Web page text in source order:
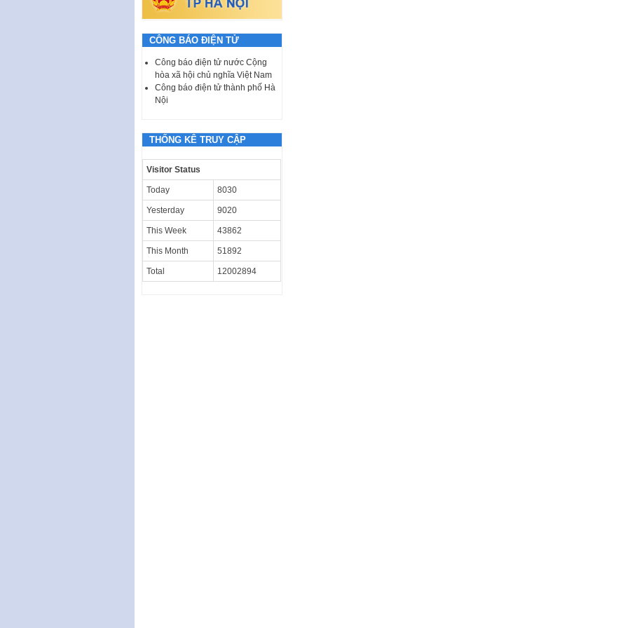
CÔNG BÁO ĐIỆN TỬ
Công báo điện tử nước Cộng
hòa xã hội chủ nghĩa Việt Nam
Công báo điện tử thành phố Hà
Nội
THỐNG KÊ TRUY CẬP
Visitor Status
Today 8030
Yesterday 9020
This Week 43862
This Month 51892
Total 12002894